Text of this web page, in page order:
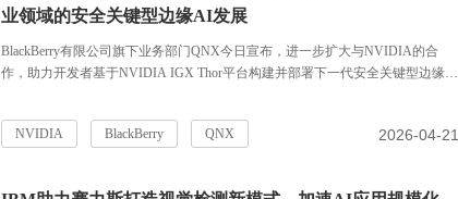
业领域的安全关键型边缘AI发展
BlackBerry有限公司旗下业务部门QNX今日宣布，进一步扩大与NVIDIA的合
作，助力开发者基于NVIDIA IGX Thor平台构建并部署下一代安全关键型边缘AI
Stack 相集成，让QNX经过验证的确定性实时操作系统与NVIDIA的功能安全平
台相结合，以支持机器人、医疗设备、工业应用等受严格监管领域中的AI驱动
NVIDIA BlackBerry QNX 2026-04-21